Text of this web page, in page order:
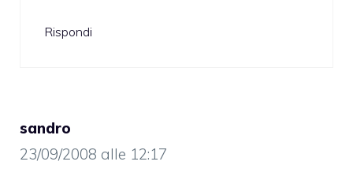
Rispondi
sandro
23/09/2008 alle 12:17